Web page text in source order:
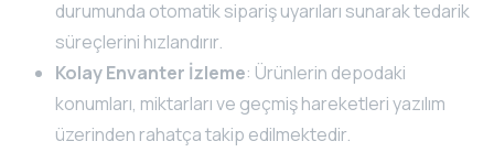
durumunda otomatik sipariş uyarıları sunarak tedarik
süreçlerini hızlandırır.
Kolay Envanter İzleme: Ürünlerin depodaki
konumları, miktarları ve geçmiş hareketleri yazılım
üzerinden rahatça takip edilmektedir.